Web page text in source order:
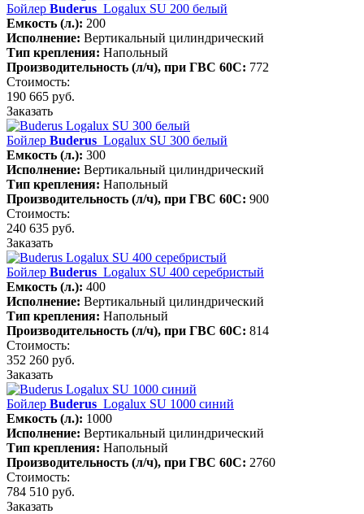
Бойлер Buderus Logalux SU 200 белый
Емкость (л.): 200
Исполнение: Вертикальный цилиндрический
Тип крепления: Напольный
Производительность (л/ч), при ГВС 60С: 772
Стоимость:
190 665 руб.
Заказать
Бойлер Buderus Logalux SU 300 белый
Емкость (л.): 300
Исполнение: Вертикальный цилиндрический
Тип крепления: Напольный
Производительность (л/ч), при ГВС 60С: 900
Стоимость:
240 635 руб.
Заказать
Бойлер Buderus Logalux SU 400 серебристый
Емкость (л.): 400
Исполнение: Вертикальный цилиндрический
Тип крепления: Напольный
Производительность (л/ч), при ГВС 60С: 814
Стоимость:
352 260 руб.
Заказать
Бойлер Buderus Logalux SU 1000 синий
Емкость (л.): 1000
Исполнение: Вертикальный цилиндрический
Тип крепления: Напольный
Производительность (л/ч), при ГВС 60С: 2760
Стоимость:
784 510 руб.
Заказать